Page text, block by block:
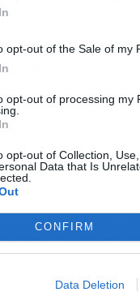
opt-out of the Sale of my
opt-out of processing my
opt-out of Collection,
Data that Is
CONFIRM
Data Deletion
είναι
Αζί, δήλωσε ότι
καταχράστηκαν
της απαγόρευσης
να ηγηθεί
ότι η
45 μήνες, εκ